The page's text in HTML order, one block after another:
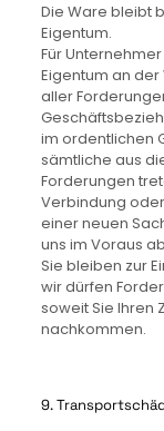
Die Ware bleibt
Eigentum.
Für
Eigentum an
aller
im ordentlichen
sämtliche aus
Forderungen
Verbindung
einer neuen
uns im Voraus
Sie bleiben zur
wir dürfen
soweit Sie Ihren
nachkommen.
9.